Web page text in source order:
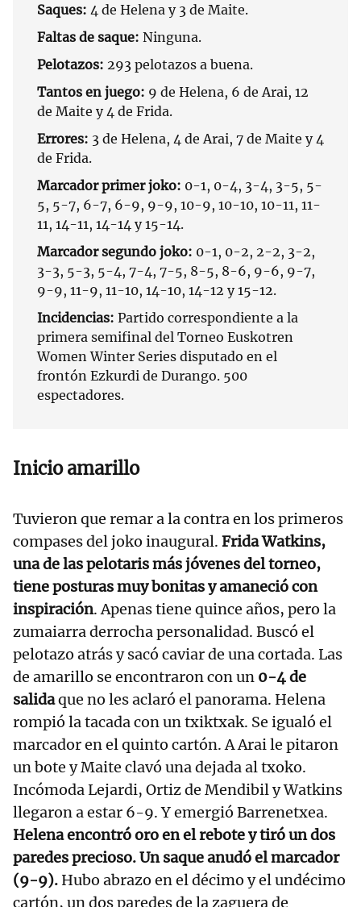
Saques: 4 de Helena y 3 de Maite.
Faltas de saque: Ninguna.
Pelotazos: 293 pelotazos a buena.
Tantos en juego: 9 de Helena, 6 de Arai, 12
de Maite y 4 de Frida.
Errores: 3 de Helena, 4 de Arai, 7 de Maite y 4
de Frida.
Marcador primer joko: 0-1, 0-4, 3-4, 3-5, 5-
5, 5-7, 6-7, 6-9, 9-9, 10-9, 10-10, 10-11, 11-
11, 14-11, 14-14 y 15-14.
Marcador segundo joko: 0-1, 0-2, 2-2, 3-2,
3-3, 5-3, 5-4, 7-4, 7-5, 8-5, 8-6, 9-6, 9-7,
9-9, 11-9, 11-10, 14-10, 14-12 y 15-12.
Incidencias: Partido correspondiente a la
primera semifinal del Torneo Euskotren
Women Winter Series disputado en el
frontón Ezkurdi de Durango. 500
espectadores.
Inicio amarillo
Tuvieron que remar a la contra en los primeros
compases del joko inaugural. Frida Watkins,
una de las pelotaris más jóvenes del torneo,
tiene posturas muy bonitas y amaneció con
inspiración. Apenas tiene quince años, pero la
zumaiarra derrocha personalidad. Buscó el
pelotazo atrás y sacó caviar de una cortada. Las
de amarillo se encontraron con un 0-4 de
salidaque no les aclaró el panorama. Helena
rompió la tacada con un txiktxak. Se igualó el
marcador en el quinto cartón. A Arai le pitaron
un bote y Maite clavó una dejada al txoko.
Incómoda Lejardi, Ortiz de Mendibil y Watkins
llegaron a estar 6-9. Y emergió Barrenetxea.
Helena encontró oro en el rebote y tiró un dos
paredes precioso. Un saque anudó el marcador
(9-9). Hubo abrazo en el décimo y el undécimo
cartón, un dos paredes de la zaguera de